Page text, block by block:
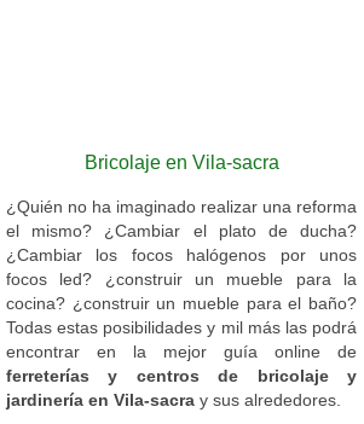
Bricolaje en Vila-sacra
¿Quién no ha imaginado realizar una reforma
el mismo? ¿Cambiar el plato de ducha?
¿Cambiar los focos halógenos por unos
focos led? ¿construir un mueble para la
cocina? ¿construir un mueble para el baño?
Todas estas posibilidades y mil más las podrá
encontrar en la mejor guía online de
ferreterías y centros de bricolaje y
jardinería en Vila-sacra y sus alrededores.